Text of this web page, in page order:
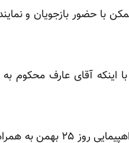
حضور بازجویان و
پیمان عارف که عضو جبهه ملی ایران هم هست روز ۲۱